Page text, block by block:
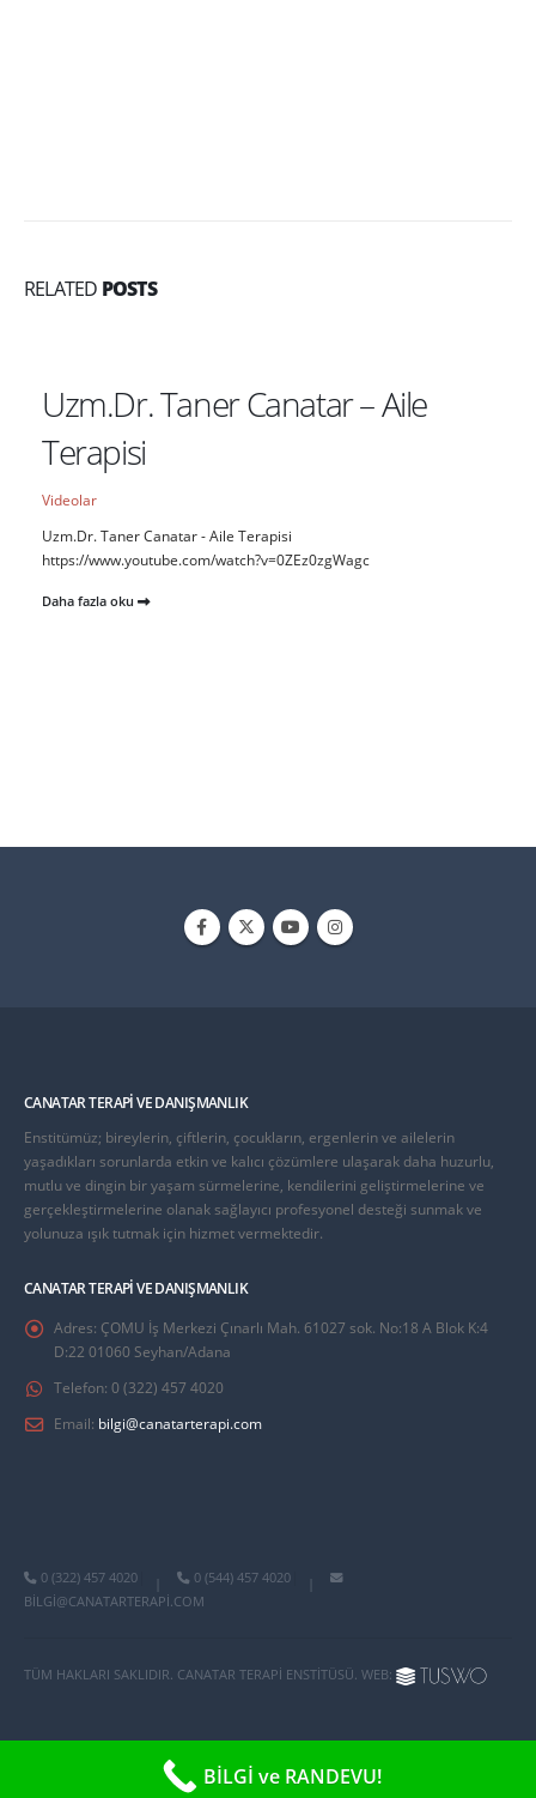
RELATED POSTS
Uzm.Dr. Taner Canatar – Aile
Terapisi
Videolar
Uzm.Dr. Taner Canatar - Aile Terapisi
https://www.youtube.com/watch?v=0ZEz0zgWagc
Daha fazla oku
CANATAR TERAPI VE DANIŞMANLIK
Enstitümüz; bireylerin, çiftlerin, çocukların, ergenlerin ve ailelerin
yaşadıkları sorunlarda etkin ve kalıcı çözümlere ulaşarak daha huzurlu,
mutlu ve dingin bir yaşam sürmelerine, kendilerini geliştirmelerine ve
gerçekleştirmelerine olanak sağlayıcı profesyonel desteği sunmak ve
yolunuza ışık tutmak için hizmet vermektedir.
CANATAR TERAPI VE DANIŞMANLIK
Adres: ÇOMU İş Merkezi Çınarlı Mah. 61027 sok. No:18 A Blok K:4
D:22 01060 Seyhan/Adana
Telefon: 0 (322) 457 4020
Email: bilgi@canatarterapi.com
0 (322) 457 4020 0 (544) 457 4020
BILGI@CANATARTERAPI.COM
TÜM HAKLARI SAKLIDIR. CANATAR TERAPI ENSTITÜSÜ. WEB:
BİLGİ ve RANDEVU!